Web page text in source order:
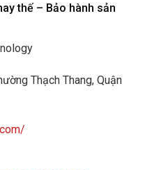
thế – Bảo hành sản
Thạch Thang, Quận